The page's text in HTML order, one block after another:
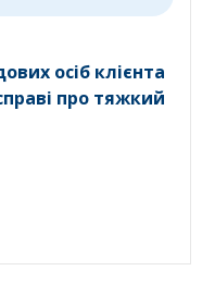
осіб клієнта
про тяжкий